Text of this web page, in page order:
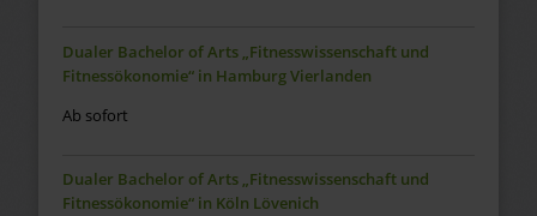
Dualer Bachelor of Arts „Fitnesswissenschaft und
Fitnessökonomie“ in Hamburg Vierlanden
Ab sofort
Dualer Bachelor of Arts „Fitnesswissenschaft und
Fitnessökonomie“ in Köln Lövenich